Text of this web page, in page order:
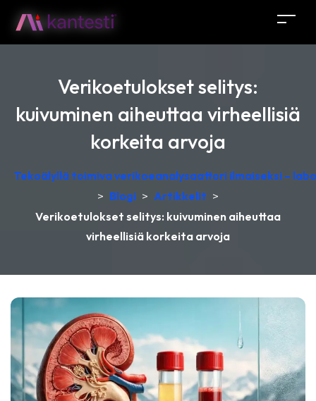
Verikoetulokset selitys:
kuivuminen aiheuttaa virheellisiä
korkeita arvoja
Tekoälyllä toimiva verikoeanalysaattori ilmaiseksi –
> Blogi > Artikkelit >
Verikoetulokset selitys: kuivuminen aiheuttaa
virheellisiä korkeita arvoja